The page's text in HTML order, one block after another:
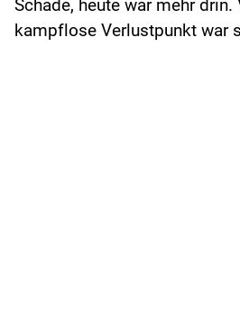
Schade, heute war mehr
kampflose Verlustpunkt war